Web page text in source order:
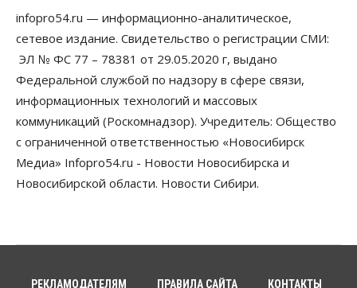
Новосибирском объявят в ближайшее время
09 Августа 2026, 14:00
Экстренное предупреждение из-за жары в
Новосибирске распространили спасатели
09 Августа 2026, 13:30
Власть Город Общество
Еще одна остановка «городской электрички»
появится в Новосибирске
09 Августа 2026, 12:00
infopro54.ru — информационно-аналитическое,
сетевое издание. Свидетельство о регистрации СМИ:
ЭЛ № ФС 77 – 78381 от 29.05.2020 г, выдано
Федеральной службой по надзору в сфере связи,
информационных технологий и массовых
коммуникаций (Роскомнадзор). Учредитель: Общество
с ограниченной ответственностью «Новосибирск
Медиа» Infopro54.ru - Новости Новосибирска и
Новосибирской области. Новости Сибири.
РЕКЛАМОДАТЕЛЯМ ПРАВИЛА САЙТА КОНТАКТЫ